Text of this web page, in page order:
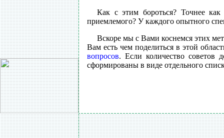
Как с этим бороться? Точнее
приемлемого? У каждого опытного
Вскоре мы с Вами коснемся этих
Вам есть чем поделиться в этой
вопросов. Если количество советов
сформированы в виде отдельного